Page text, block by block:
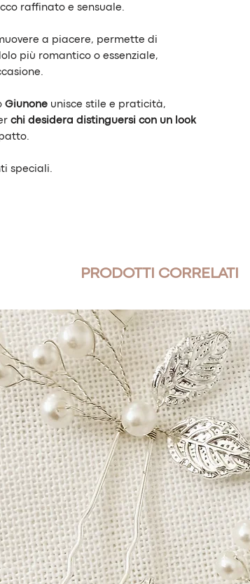
raffinato e sensuale.
a piacere, permette di
più romantico o essenziale,
Giunone unisce stile e praticità,
chi desidera distinguersi con un look
speciali.
PRODOTTI CORRELATI